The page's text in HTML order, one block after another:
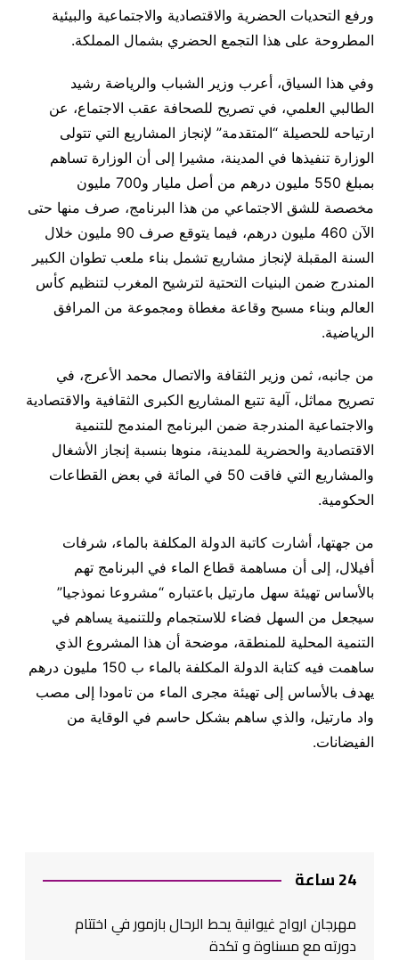
ورفع التحديات الحضرية والاقتصادية والاجتماعية والبيئية
المطروحة على هذا التجمع الحضري بشمال المملكة.
وفي هذا السياق، أعرب وزير الشباب والرياضة رشيد
الطالبي العلمي، في تصريح للصحافة عقب الاجتماع، عن
ارتياحه للحصيلة “المتقدمة” لإنجاز المشاريع التي تتولى
الوزارة تنفيذها في المدينة، مشيرا إلى أن الوزارة تساهم
بمبلغ 550 مليون درهم من أصل مليار و700 مليون
مخصصة للشق الاجتماعي من هذا البرنامج، صرف منها حتى
الآن 460 مليون درهم، فيما يتوقع صرف 90 مليون خلال
السنة المقبلة لإنجاز مشاريع تشمل بناء ملعب تطوان الكبير
المندرج ضمن البنيات التحتية لترشيح المغرب لتنظيم كأس
العالم وبناء مسبح وقاعة مغطاة ومجموعة من المرافق
الرياضية.
من جانبه، ثمن وزير الثقافة والاتصال محمد الأعرج، في
تصريح مماثل، آلية تتبع المشاريع الكبرى الثقافية والاقتصادية
والاجتماعية المندرجة ضمن البرنامج المندمج للتنمية
الاقتصادية والحضرية للمدينة، منوها بنسبة إنجاز الأشغال
والمشاريع التي فاقت 50 في المائة في بعض القطاعات
الحكومية.
من جهتها، أشارت كاتبة الدولة المكلفة بالماء، شرفات
أفيلال، إلى أن مساهمة قطاع الماء في البرنامج تهم
بالأساس تهيئة سهل مارتيل باعتباره “مشروعا نموذجيا”
سيجعل من السهل فضاء للاستجمام وللتنمية يساهم في
التنمية المحلية للمنطقة، موضحة أن هذا المشروع الذي
ساهمت فيه كتابة الدولة المكلفة بالماء ب 150 مليون درهم
يهدف بالأساس إلى تهيئة مجرى الماء من تامودا إلى مصب
واد مارتيل، والذي ساهم بشكل حاسم في الوقاية من
الفيضانات.
24 ساعة
مهرجان ارواح غيوانية يحط الرحال بازمور في اختتام
دورته مع مسناوة و تكدة